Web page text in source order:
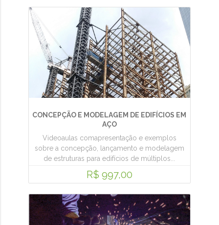
CONCEPÇÃO E MODELAGEM DE EDIFÍCIOS EM
AÇO
Videoaulas comapresentação e exemplos
sobre a concepção, lançamento e modelagem
de estruturas para edifícios de múltiplos...
R$ 997,00